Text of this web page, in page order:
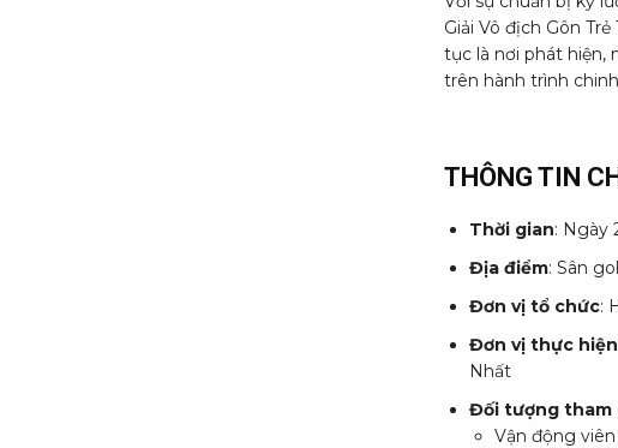
Giải Vô địch Gôn
tục là nơi phát hiện,
trên hành trình
THÔNG TIN
Thời gian: Ngày
Địa điểm: Sân
Đơn vị tổ chức:
Đơn vị thực hiện
Nhất
Đối tượng tham
Vận động